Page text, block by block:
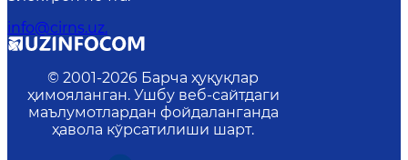
info@cirns.uz.
© 2001-2026 Барча ҳуқуқлар
ҳимояланган. Ушбу веб-сайтдаги
маълумотлардан фойдаланганда
ҳавола кўрсатилиши шарт.